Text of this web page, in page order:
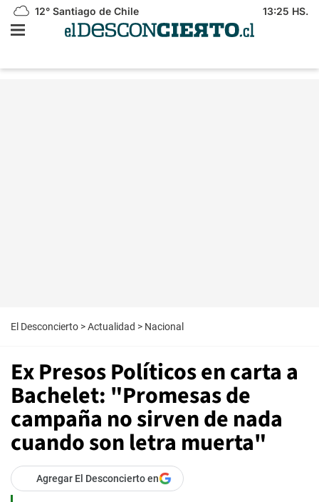
12° Santiago de Chile 13:25 HS.
El Desconcierto >Actualidad > Nacional
Ex Presos Políticos en carta a
Bachelet: "Promesas de
campaña no sirven de nada
cuando son letra muerta"
Agregar El Desconcierto en